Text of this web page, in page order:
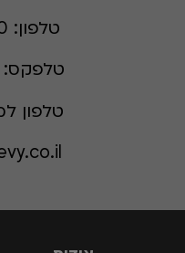
טלפון:
טלפקס:
טלפון